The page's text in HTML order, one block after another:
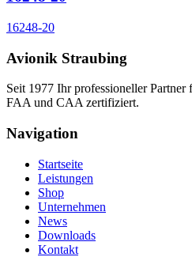
16248-20
Avionik Straubing
Seit 1977 Ihr professioneller
FAA und CAA zertifiziert.
Navigation
Startseite
Leistungen
Shop
Unternehmen
News
Downloads
Kontakt